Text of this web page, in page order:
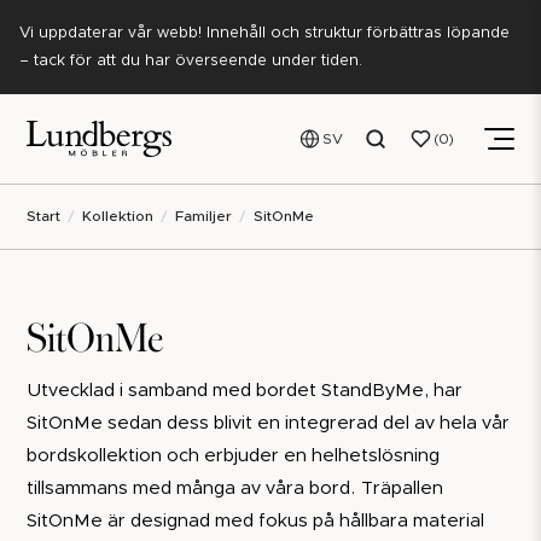
Vi uppdaterar vår webb! Innehåll och struktur förbättras löpande
– tack för att du har överseende under tiden.
SV 0
Start Kollektion Familjer SitOnMe
SitOnMe
Utvecklad i samband med bordet StandByMe, har
SitOnMe sedan dess blivit en integrerad del av hela vår
bordskollektion och erbjuder en helhetslösning
tillsammans med många av våra bord. Träpallen
SitOnMe är designad med fokus på hållbara material